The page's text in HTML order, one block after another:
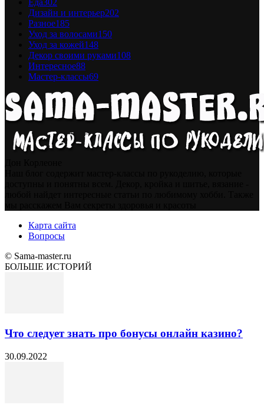
Еда302
Дизайн и интерьер202
Разное185
Уход за волосами150
Уход за кожей148
Декор своими руками108
Интересное88
Мастер-классы69
Карта сайта
Вопросы
© Sama-master.ru
БОЛЬШЕ ИСТОРИЙ
Что следует знать про бонусы онлайн казино?
30.09.2022